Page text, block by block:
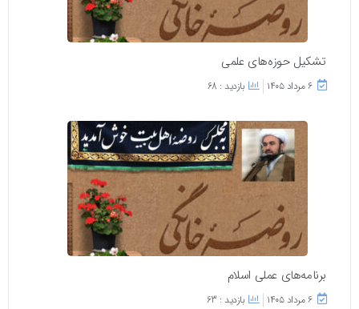
تشکیل حوزه‌های علمی
۶ مرداد ۱۴۰۵ بازدید : 68
برنامه‌های عملی اسلام
۶ مرداد ۱۴۰۵ بازدید : 63